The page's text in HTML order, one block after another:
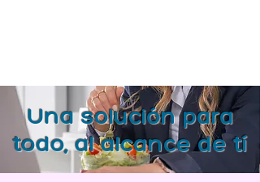
Una solución para
todo, al alcance de tí